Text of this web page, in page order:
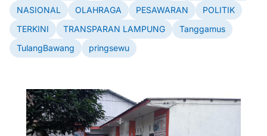
NASIONAL
OLAHRAGA PESAWARAN
POLITIK
TERKINI
TRANSPARAN LAMPUNG
Tanggamus
TulangBawang
pringsewu